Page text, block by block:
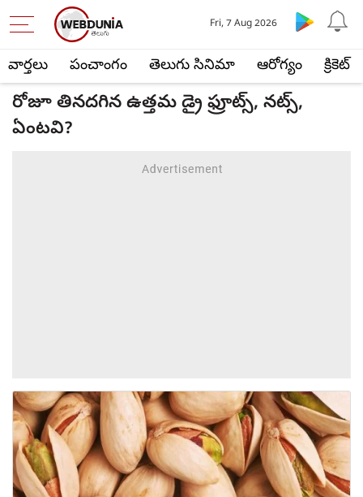
వార్తలు పంచాంగం తెలుగు సినిమా ఆరోగ్యం క్రికెట్
Fri, 7 Aug 2026
రోజూ తినదగిన ఉత్తమ డ్రై ఫ్రూట్స్, నట్స్,
ఏంటవి?